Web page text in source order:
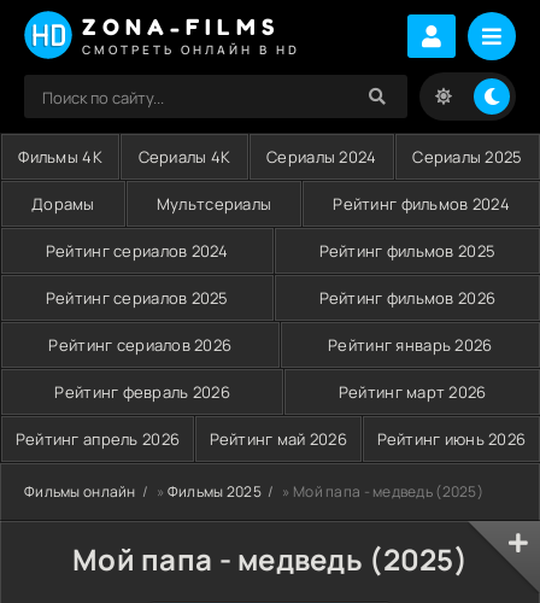
ZONA-FILMS
СМОТРЕТЬ ОНЛАЙН В HD
Фильмы 4K Сериалы 4K Сериалы 2024 Сериалы 2025
Дорамы Мультсериалы Рейтинг фильмов 2024
Рейтинг сериалов 2024 Рейтинг фильмов 2025
Рейтинг сериалов 2025 Рейтинг фильмов 2026
Рейтинг сериалов 2026 Рейтинг январь 2026
Рейтинг февраль 2026 Рейтинг март 2026
Рейтинг апрель 2026 Рейтинг май 2026 Рейтинг июнь 2026
Фильмы онлайн » Фильмы 2025 » Мой папа - медведь (2025)
Мой папа - медведь (2025)